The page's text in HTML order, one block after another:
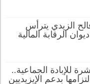
الزيدي يترأس
الرقابة المالية
للإبادة الجماعية..
بدعم الإيزيديين